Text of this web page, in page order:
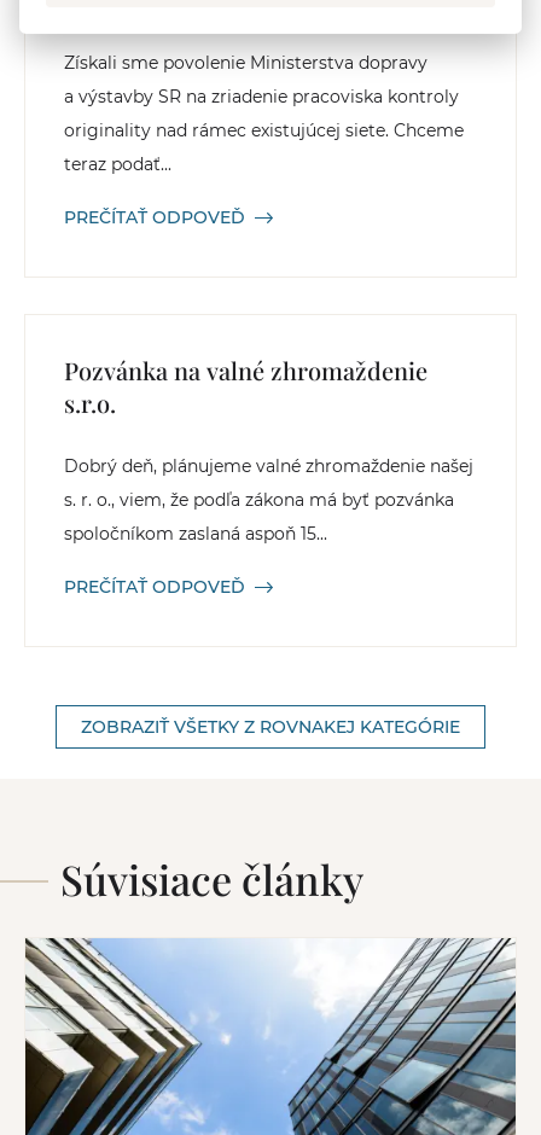
Získali sme povolenie Ministerstva dopravy
a výstavby SR na zriadenie pracoviska kontroly
originality nad rámec existujúcej siete. Chceme
teraz podať...
PREČÍTAŤ ODPOVEĎ
Pozvánka na valné zhromaždenie
s.r.o.
Dobrý deň, plánujeme valné zhromaždenie našej
s. r. o., viem, že podľa zákona má byť pozvánka
spoločníkom zaslaná aspoň 15...
PREČÍTAŤ ODPOVEĎ
ZOBRAZIŤ VŠETKY Z ROVNAKEJ KATEGÓRIE
Súvisiace články